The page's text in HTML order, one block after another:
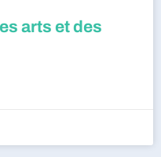
arts et des